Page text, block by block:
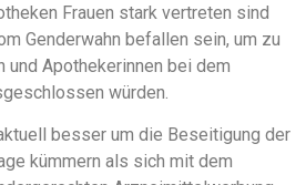
Frauen stark vertreten sind
Genderwahn befallen sein, um zu
und Apothekerinnen bei dem
würden.
besser um die Beseitigung der
kümmern als sich mit dem